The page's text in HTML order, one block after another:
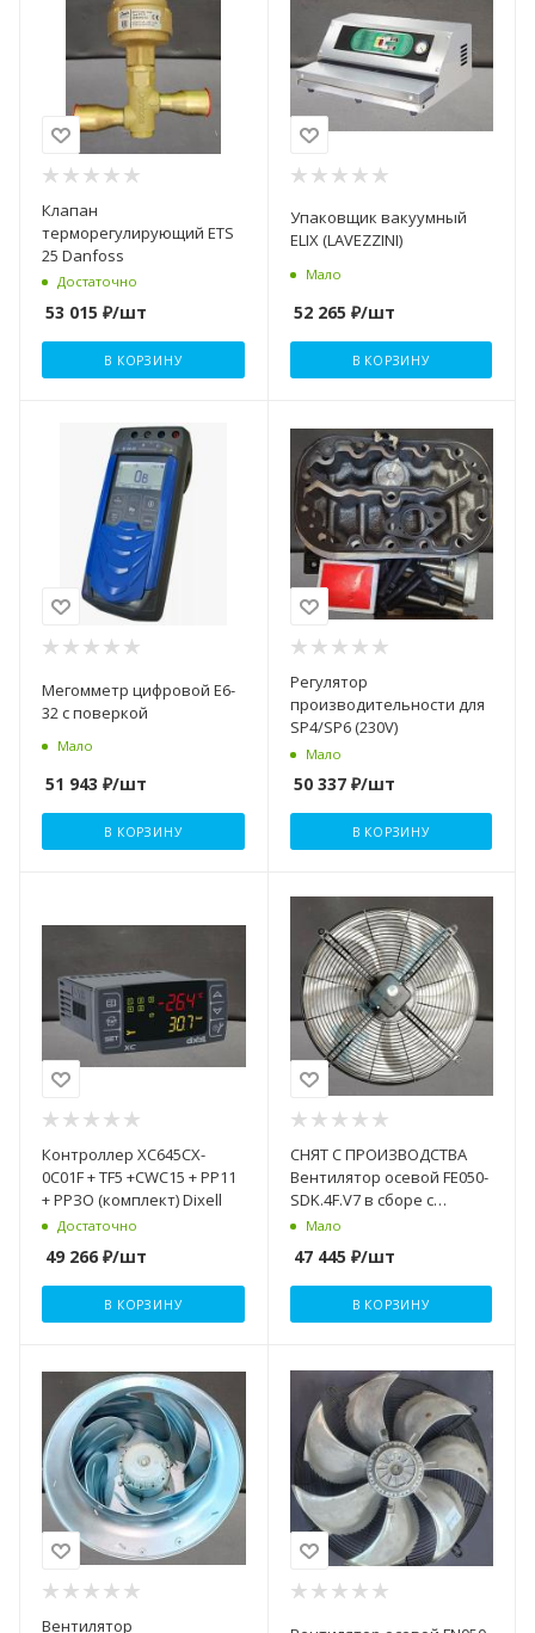
Клапан
терморегулирующий ETS
25 Danfoss
Достаточно
53 015 ₽/шт
В КОРЗИНУ
Упаковщик вакуумный
ELIX (LAVEZZINI)
Мало
52 265 ₽/шт
В КОРЗИНУ
Мегомметр цифровой Е6-
32 с поверкой
Мало
51 943 ₽/шт
В КОРЗИНУ
Регулятор
производительности для
SP4/SP6 (230V)
Мало
50 337₽/шт
В КОРЗИНУ
Контроллер XC645CX-
0C01F + TF5 +CWC15 + РР11
+ РРЗО (комплект) Dixell
Достаточно
49 266 ₽/шт
В КОРЗИНУ
СНЯТ С ПРОИЗВОДСТВА
Вентилятор осевой FE050-
SDK.4F.V7 в сборе с
крыльчат. ZIEHL-ABEGG
Мало
47 445 ₽/шт
В КОРЗИНУ
Вентилятор